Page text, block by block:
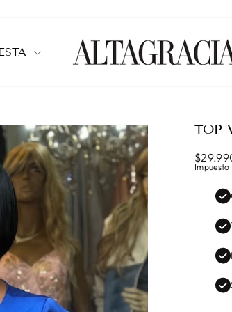
TOP
Precio
habitual